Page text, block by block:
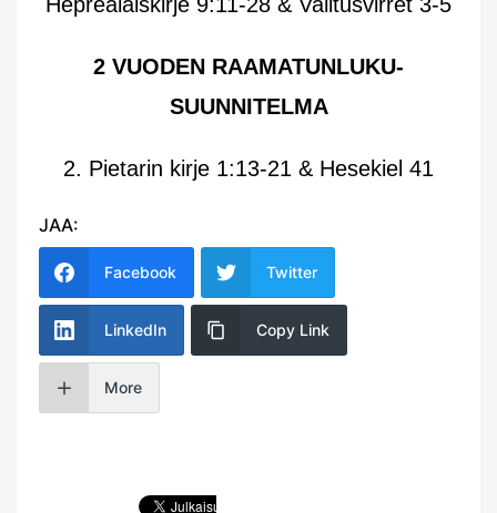
2 VUODEN RAAMATUNLUKU-
SUUNNITELMA
2. Pietarin kirje 1:13-21 & Hesekiel 41
JAA:
Facebook Twitter
LinkedIn Copy Link
More